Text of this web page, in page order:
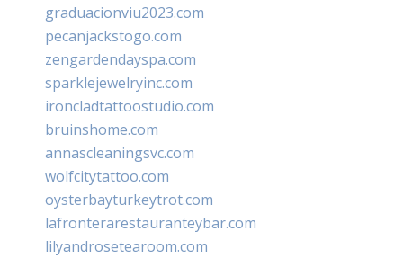
graduacionviu2023.com
pecanjackstogo.com
zengardendayspa.com
sparklejewelryinc.com
ironcladtattoostudio.com
bruinshome.com
annascleaningsvc.com
wolfcitytattoo.com
oysterbayturkeytrot.com
lafronterarestauranteybar.com
lilyandrosetearoom.com